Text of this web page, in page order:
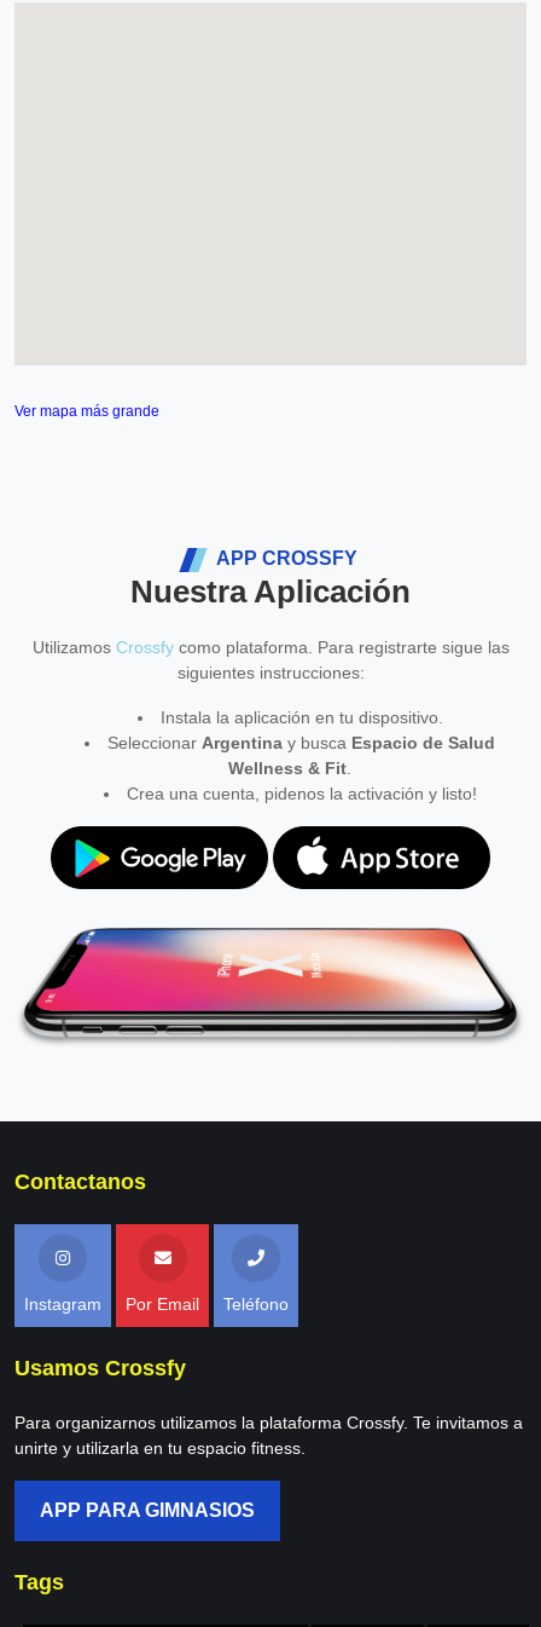
Ver mapa más grande
APP CROSSFY
Nuestra Aplicación
Utilizamos Crossfycomo plataforma. Para registrarte sigue las
siguientes instrucciones:
Instala la aplicación en tu dispositivo.
Seleccionar Argentina y busca Espacio de Salud
Wellness & Fit
Crea una cuenta, pidenos la activación y listo!
Contactanos
Instagram Por Email Teléfono
Usamos Crossfy
Para organizarnos utilizamos la plataforma Crossfy. Te invitamos a
unirte y utilizarla en tu espacio fitness.
APP PARA GIMNASIOS
Tags